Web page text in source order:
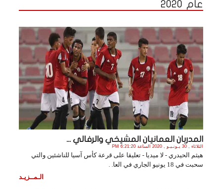
عام 2020
المدربان العمانيان المشيخي والرفالي ...
الثلاثاء , 30 يـونـيـو , 2020 الساعة 6:21:20 PM
هيثم الحيدري - لا ميديا - تعليقا على قرعة كأس آسيا للناشئين والتي
سحبت في 18 يونيو الجاري في العا. .
الـمــزيـد